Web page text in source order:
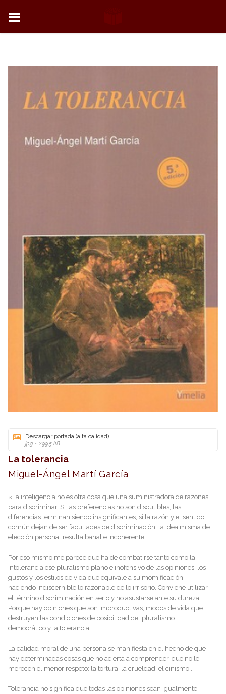
Descargar portada (alta calidad)
jpg ~ 299.5 kB
La tolerancia
Miguel-Ángel Martí García
«La inteligencia no es otra cosa que una suministradora de razones
para discriminar. Si las preferencias no son discutibles, las
diferencias terminan siendo insignificantes; si la razón y el sentido
común dejan de ser facultades de discriminación, la idea misma de
elección personal resulta banal e incoherente.
Por eso mismo me parece que ha de combatirse tanto como la
intolerancia ese pluralismo plano e inofensivo de las opiniones, los
gustos y los estilos de vida que equivale a su momificación,
haciendo indiscernible lo razonable de lo irrisorio. Conviene utilizar
el término discriminación en serio y no asustarse ante su dureza.
Porque hay opiniones que son improductivas, modos de vida que
destruyen las condiciones de posibilidad del pluralismo
democrático y la tolerancia.
La calidad moral de una persona se manifiesta en el hecho de que
hay determinadas cosas que no acierta a comprender, que no le
merecen el menor respeto: la tortura, la crueldad, el cinismo...
Tolerancia no significa que todas las opiniones sean igualmente